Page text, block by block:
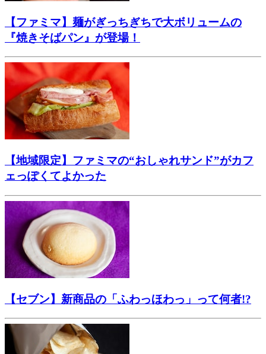
【ファミマ】麺がぎっちぎちで大ボリュームの
『焼きそばパン』が登場！
【地域限定】ファミマの“おしゃれサンド”がカフ
ェっぽくてよかった
【セブン】新商品の「ふわっほわっ」って何者!?